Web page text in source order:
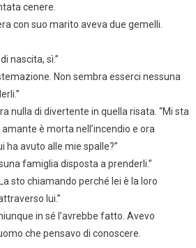
cenere.
con suo marito aveva due gemelli.
nascita, sì.”
Non sembra esserci nessuna
nulla di divertente in quella risata. “Mi sta
è morta nell’incendio e ora
ha avuto alle mie spalle?”
famiglia disposta a prenderli.”
sto chiamando perché lei è la loro
lui.”
in sé l’avrebbe fatto. Avevo
che pensavo di conoscere.